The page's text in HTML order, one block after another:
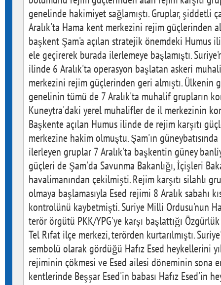
genelinde hakimiyet sağlamıştı. Gruplar, şiddetli
Aralık'ta Hama kent merkezini rejim güçlerinden
başkent Şam'a açılan stratejik önemdeki Humus
ele geçirerek burada ilerlemeye başlamıştı.
ilinde 6 Aralık'ta operasyon başlatan askeri
merkezini rejim güçlerinden geri almıştı. Ülkenin
genelinin tümü de 7 Aralık'ta muhalif grupların
Kuneytra'daki yerel muhalifler de il merkezinin
Başkente açılan Humus ilinde de rejim karşıtı
merkezine hakim olmuştu. Şam'ın
ilerleyen gruplar 7 Aralık'ta başkentin güney
güçleri de Şam'da Savunma Bakanlığı, İçişleri
havalimanından çekilmişti. Rejim karşıtı silahlı
olmaya başlamasıyla Esed rejimi 8 Aralık sabahı
kontrolünü kaybetmişti. Suriye Milli Ordusu'nun
terör örgütü PKK/YPG'ye karşı başlattığı
Tel Rıfat ilçe merkezi, terörden kurtarılmıştı.
sembolü olarak gördüğü Hafız Esed heykellerini
rejiminin çökmesi ve Esed ailesi döneminin sona
kentlerinde Beşşar Esed'in babası Hafız Esed'in